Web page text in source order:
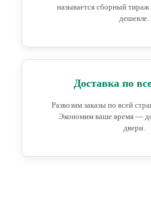
называется сборный
дешевле.
Доставка по
Развозим заказы по всей
Экономим ваше время —
двери.